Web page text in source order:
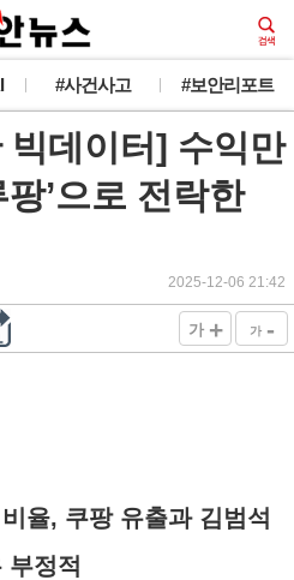
#사건사고 #보안리포트
데이터] 수익만
’으로 전락한
2025-12-06 21:42
가 + 가 -
율, 쿠팡 유출과 김범석
부정적